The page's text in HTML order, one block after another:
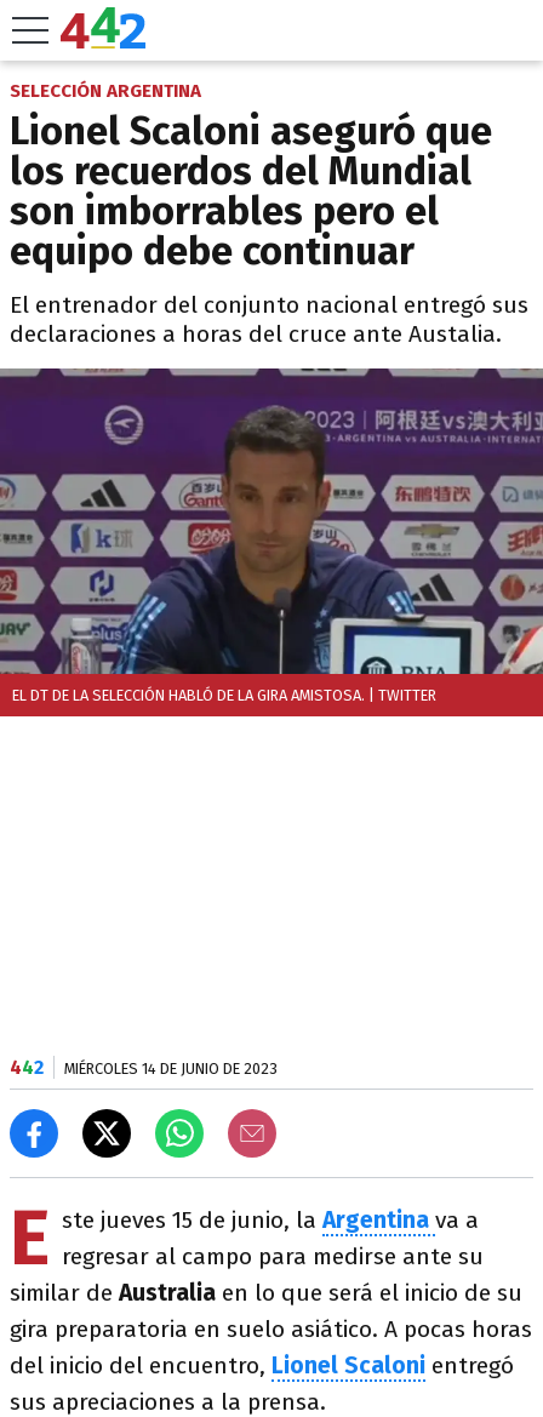
SELECCIÓN ARGENTINA
Lionel Scaloni aseguró que
los recuerdos del Mundial
son imborrables pero el
equipo debe continuar
El entrenador del conjunto nacional entregó sus
declaraciones a horas del cruce ante Austalia.
EL DT DE LA SELECCIÓN HABLÓ DE LA GIRA AMISTOSA. | TWITTER
442 MIÉRCOLES 14 DE JUNIO DE 2023
E ste jueves 15 de junio, la Argentina va a
regresar al campo para medirse ante su
similar de Australia en lo que será el inicio de su
gira preparatoria en suelo asiático. A pocas horas
del inicio del encuentro, Lionel Scaloni entregó
sus apreciaciones a la prensa.